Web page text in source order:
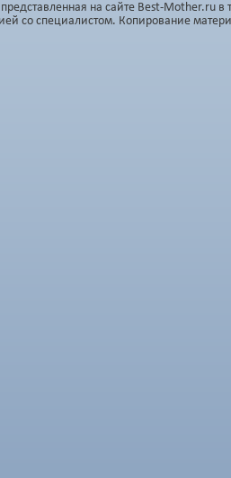
на сайте Best-Mother.ru
со специалистом. Копирование